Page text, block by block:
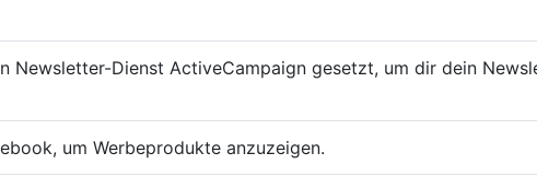
Newsletter-Dienst ActiveCampaign gesetzt, um dir dein
um Werbeprodukte anzuzeigen.